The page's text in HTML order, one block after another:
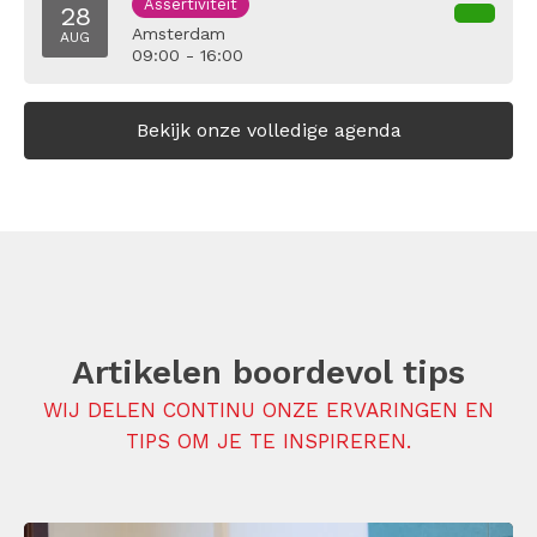
28
AUG
Assertiviteit
Amsterdam
09:00 - 16:00
Bekijk onze volledige agenda
Artikelen boordevol tips
WIJ DELEN CONTINU ONZE ERVARINGEN EN
TIPS OM JE TE INSPIREREN.